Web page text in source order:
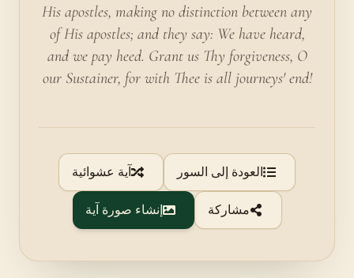
His apostles, making no distinction between any
of His apostles; and they say: We have heard,
and we pay heed. Grant us Thy forgiveness, O
our Sustainer, for with Thee is all journeys' end!
العودة إلى السور آية عشوائية
مشاركة إنشاء صورة آية